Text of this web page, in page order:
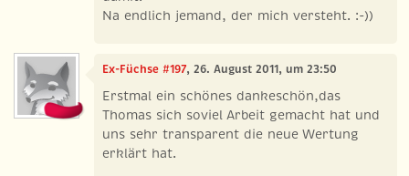
Na endlich jemand, der mich versteht. :-))
Ex-Füchse #197, 26. August 2011, um 23:50
Erstmal ein schönes dankeschön,das
Thomas sich soviel Arbeit gemacht hat und
uns sehr transparent die neue Wertung
erklärt hat.